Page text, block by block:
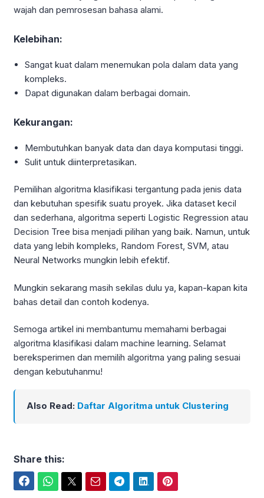
wajah dan pemrosesan bahasa alami.
Kelebihan:
Sangat kuat dalam menemukan pola dalam data yang
kompleks.
Dapat digunakan dalam berbagai domain.
Kekurangan:
Membutuhkan banyak data dan daya komputasi tinggi.
Sulit untuk diinterpretasikan.
Pemilihan algoritma klasifikasi tergantung pada jenis data
dan kebutuhan spesifik suatu proyek. Jika dataset kecil
dan sederhana, algoritma seperti Logistic Regression atau
Decision Tree bisa menjadi pilihan yang baik. Namun, untuk
data yang lebih kompleks, Random Forest, SVM, atau
Neural Networks mungkin lebih efektif.
Mungkin sekarang masih sekilas dulu ya, kapan-kapan kita
bahas detail dan contoh kodenya.
Semoga artikel ini membantumu memahami berbagai
algoritma klasifikasi dalam machine learning. Selamat
bereksperimen dan memilih algoritma yang paling sesuai
dengan kebutuhanmu!
Also Read: Daftar Algoritma untuk Clustering
Share this: